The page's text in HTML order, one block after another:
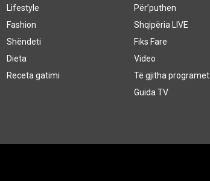
Lifestyle
Fashion
Shëndeti
Dieta
Receta gatimi
Për’puthen
Shqipëria LIVE
Fiks Fare
Video
Të gjitha programet
Guida TV